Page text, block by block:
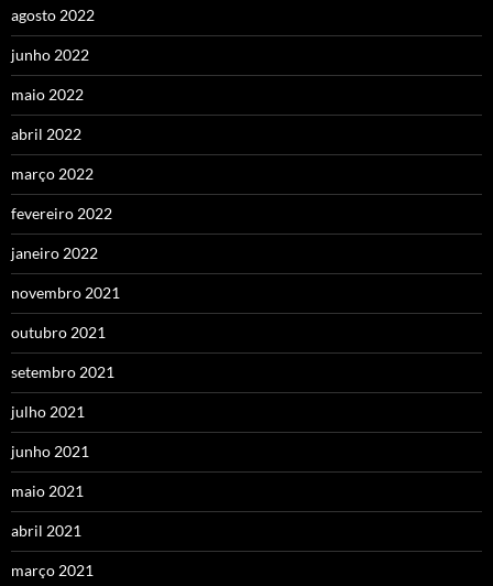
agosto 2022
junho 2022
maio 2022
abril 2022
março 2022
fevereiro 2022
janeiro 2022
novembro 2021
outubro 2021
setembro 2021
julho 2021
junho 2021
maio 2021
abril 2021
março 2021